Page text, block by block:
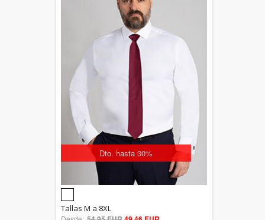
Dto. hasta 30%
Tallas M a 8XL